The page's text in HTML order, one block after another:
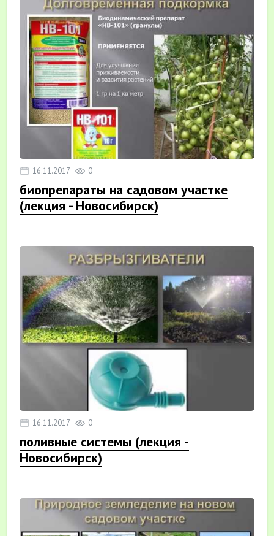
16.11.2017 0
биопрепараты на садовом участке
(лекция - Новосибирск)
16.11.2017 0
поливные системы (лекция -
Новосибирск)